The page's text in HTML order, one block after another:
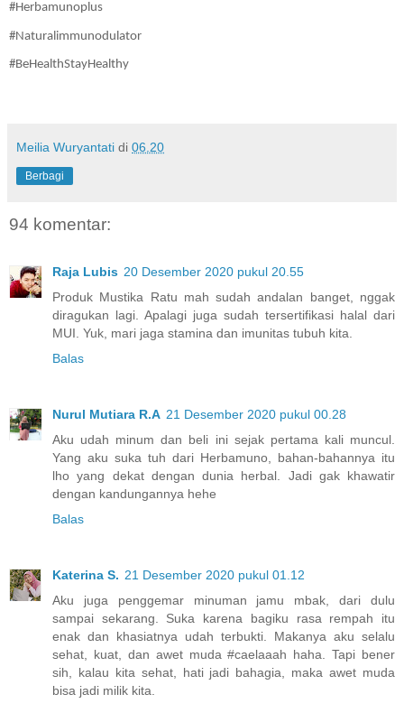
#Herbamunoplus
#Naturalimmunodulator
#BeHealthStayHealthy
Meilia Wuryantati di 06.20
Berbagi
94 komentar:
Raja Lubis 20 Desember 2020 pukul 20.55
Produk Mustika Ratu mah sudah andalan banget, nggak
diragukan lagi. Apalagi juga sudah tersertifikasi halal dari
MUI. Yuk, mari jaga stamina dan imunitas tubuh kita.
Balas
Nurul Mutiara R.A 21 Desember 2020 pukul 00.28
Aku udah minum dan beli ini sejak pertama kali muncul.
Yang aku suka tuh dari Herbamuno, bahan-bahannya itu
lho yang dekat dengan dunia herbal. Jadi gak khawatir
dengan kandungannya hehe
Balas
Katerina S. 21 Desember 2020 pukul 01.12
Aku juga penggemar minuman jamu mbak, dari dulu
sampai sekarang. Suka karena bagiku rasa rempah itu
enak dan khasiatnya udah terbukti. Makanya aku selalu
sehat, kuat, dan awet muda #caelaaah haha. Tapi bener
sih, kalau kita sehat, hati jadi bahagia, maka awet muda
bisa jadi milik kita.